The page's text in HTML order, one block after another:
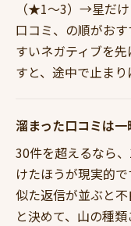
（★1〜3）→星だ
口コミ、の順がお
すいネガティブを
すと、途中で止まり
溜まった口コミは
30件を超えるなら
けたほうが現実的で
似た返信が並ぶと
と決めて、山の種